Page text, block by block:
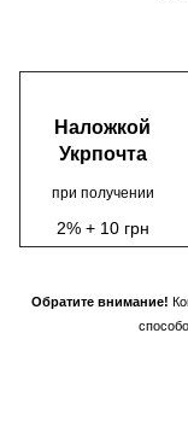
Наложкой
Укрпочта
при получении
2% + 10 грн
Обратите внимание!